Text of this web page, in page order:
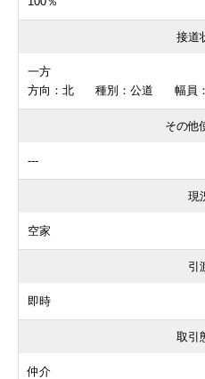
接道
一方
方向：北 種別：公道 幅員
その他
---
現
空家
引
即時
取引
仲介